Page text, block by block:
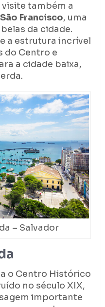
também a
Francisco, uma
da cidade.
a estrutura incrível
do Centro e
a cidade baixa,
– Salvador
o Centro Histórico
no século XIX,
importante